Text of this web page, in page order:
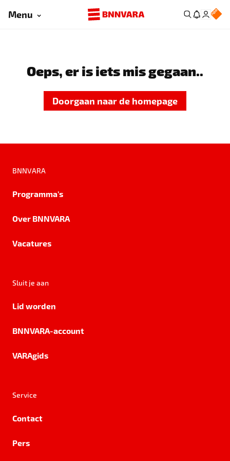
Menu
Oeps, er is iets mis gegaan..
Doorgaan naar de homepage
BNNVARA
Programma's
Over BNNVARA
Vacatures
Sluit je aan
Lid worden
BNNVARA-account
VARAgids
Service
Contact
Pers